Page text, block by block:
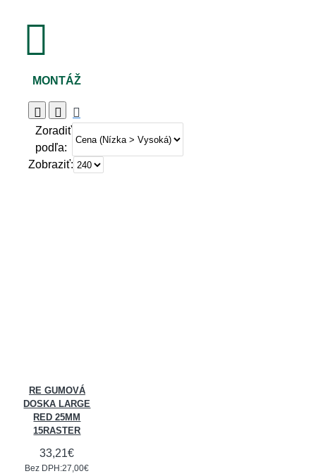
MONTÁŽ
Zoradiť
podľa:
Zobraziť:
RE GUMOVÁ
DOSKA LARGE
RED 25MM
15RASTER
33,21€
Bez DPH:27,00€